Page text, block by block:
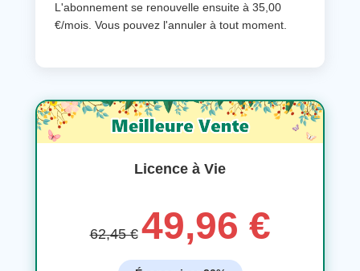
L'abonnement se renouvelle ensuite à 35,00
€/mois. Vous pouvez l'annuler à tout moment.
Licence à Vie
62,45 € 49,96 €